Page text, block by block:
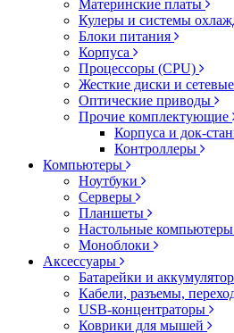
Материнские платы
Кулеры и системы
Блоки питания
Корпуса
Процессоры (CPU)
Жесткие диски и
Оптические приводы
Прочие комплектующие
Корпуса и док-
Контроллеры
Компьютеры
Ноутбуки
Серверы
Планшеты
Настольные компьютеры
Моноблоки
Аксессуары
Батарейки и
Кабели, разъемы,
USB-концентраторы
Коврики для мышей